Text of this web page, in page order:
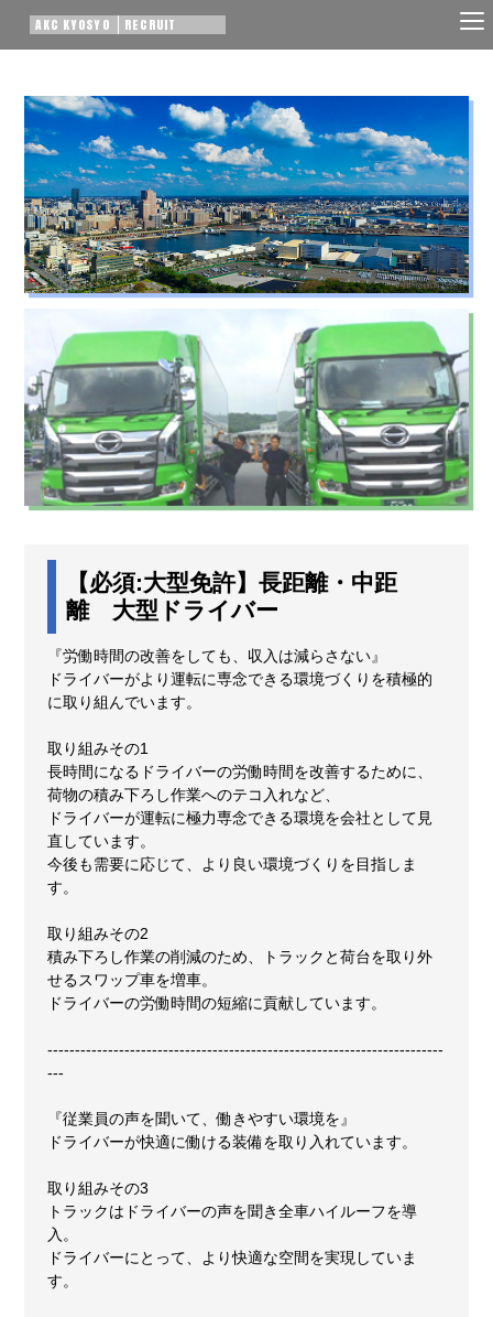
AKC KYOSYO RECRUIT
【必須:大型免許】長距離・中距
離 大型ドライバー
『労働時間の改善をしても、収入は減らさない』
ドライバーがより運転に専念できる環境づくりを積極的
に取り組んでいます。
取り組みその1
長時間になるドライバーの労働時間を改善するために、
荷物の積み下ろし作業へのテコ入れなど、
ドライバーが運転に極力専念できる環境を会社として見
直しています。
今後も需要に応じて、より良い環境づくりを目指しま
す。
取り組みその2
積み下ろし作業の削減のため、トラックと荷台を取り外
せるスワップ車を増車。
ドライバーの労働時間の短縮に貢献しています。
------------------------------------------------------------------------
---
『従業員の声を聞いて、働きやすい環境を』
ドライバーが快適に働ける装備を取り入れています。
取り組みその3
トラックはドライバーの声を聞き全車ハイルーフを導
入。
ドライバーにとって、より快適な空間を実現していま
す。